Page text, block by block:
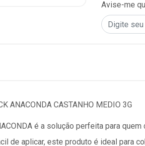
Avise-me
ANACONDA CASTANHO MEDIO 3G
é a solução perfeita para
de aplicar, este produto é ideal para